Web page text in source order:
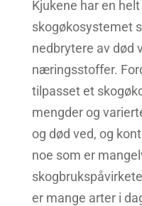
Kjukene har en
skogøkosystemet
nedbrytere av død
næringsstoffer.
tilpasset et
mengder og
og død ved, og
noe som er
er mange arter i